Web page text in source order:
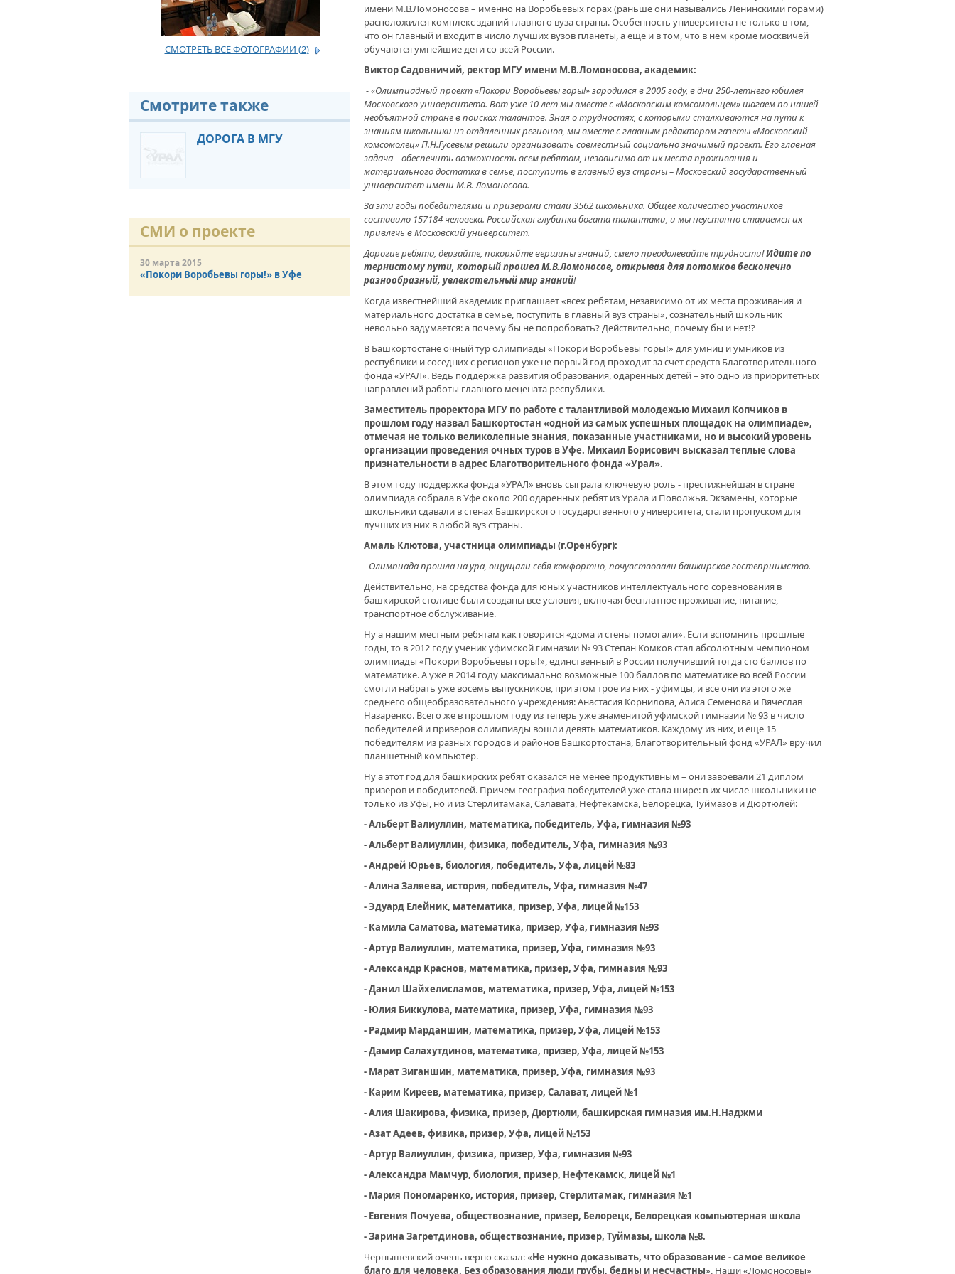
ДРУЖБА НЕ СЛАБЕЕТ. СОСТОЯЛАСЬ
ВСТРЕЧА ДВУХ РУКОВОДИТЕЛЕЙ
В ДОМЕ СВОЕМ. ОБ УНИКАЛЬНОЙ
ЖИЛИЩНОЙ ПРОГРАММЕ
ВНОВЬ О КАРИМЕ ХАКИМОВЕ. ИМЯ
СОВЕТСКОГО ДИПЛОМАТА ОБЪЕДИНЯЕТ
ДВА ГОСУДАРСТВА
ДО ГЛУБИНЫ ДУШИ. ФИЛЬМЫ БУЛАТА
ЮСУПОВА ПОКАЗАЛИ В КАЗАХСТАНЕ
ЛЮБОЙ КОГДА-ТО ПОСТАРЕЕТ.
ИНТЕРВЬЮ С ГЛАВРЕДОМ ГАЗЕТЫ
«ВЕТЕРАН БАШКОРТОСТАНА»
МЕМОРИАЛ СОБРАЛ СОСЛУЖИВЦЕВ. УФА
ОТМЕТИЛА 101-Ю ГОДОВЩИНУ
ОБРАЗОВАНИЯ ПОГРАНИЧНЫХ ВОЙСК
РОССИИ
ЧТОБЫ УРОК БЫЛ ИНТЕРЕСНЫМ. В
ШКОЛЕ С.ИСМАИЛОВО
ОБОРУДОВАЛИ КАБИНЕТ
УЧИТЕЛЯМ УЧИТЕЛЕЙ. ДЛЯ
ПЕДАГОГОВ ВАЖНО СОЗДАВАТЬ
УСЛОВИЯ ДЛЯ РАБОТЫ
В НАУКУ СО ШКОЛЬНОЙ СКАМЬИ.
ПЕДАГОГИЧЕСКИЙ ВУЗ ПОМОГАЕТ
СМОТРЕТЬ ВСЕ ФОТОГРАФИИ (2)
Смотрите также
ДОРОГА В МГУ
СМИ о проекте
30 марта 2015
«Покори Воробьевы горы!» в Уфе
имени М.В.Ломоносова – именно на Воробьевых горах (раньше они назывались Ленинскими горами)
расположился комплекс зданий главного вуза страны. Особенность университета не только в том,
что он главный и входит в число лучших вузов планеты, а еще и в том, что в нем кроме москвичей
обучаются умнейшие дети со всей России.
Виктор Садовничий, ректор МГУ имени М.В.Ломоносова, академик:
- «Олимпиадный проект «Покори Воробьевы горы!» зародился в 2005 году, в дни 250-летнего юбилея
Московского университета. Вот уже 10 лет мы вместе с «Московским комсомольцем» шагаем по нашей
необъятной стране в поисках талантов. Зная о трудностях, с которыми сталкиваются на пути к
знаниям школьники из отдаленных регионов, мы вместе с главным редактором газеты «Московский
комсомолец» П.Н.Гусевым решили организовать совместный социально значимый проект. Его главная
задача – обеспечить возможность всем ребятам, независимо от их места проживания и
материального достатка в семье, поступить в главный вуз страны – Московский государственный
университет имени М.В. Ломоносова.
За эти годы победителями и призерами стали 3562 школьника. Общее количество участников
составило 157184 человека. Российская глубинка богата талантами, и мы неустанно стараемся их
привлечь в Московский университет.
Дорогие ребята, дерзайте, покоряйте вершины знаний, смело преодолевайте трудности!Идите по
тернистому пути, который прошел М.В.Ломоносов, открывая для потомков бесконечно
разнообразный, увлекательный мир знаний!
Когда известнейший академик приглашает «всех ребятам, независимо от их места проживания и
материального достатка в семье, поступить в главный вуз страны», сознательный школьник
невольно задумается: а почему бы не попробовать? Действительно, почему бы и нет!?
В Башкортостане очный тур олимпиады «Покори Воробьевы горы!» для умниц и умников из
республики и соседних с регионов уже не первый год проходит за счет средств Благотворительного
фонда «УРАЛ». Ведь поддержка развития образования, одаренных детей – это одно из приоритетных
направлений работы главного мецената республики.
Заместитель проректора МГУ по работе с талантливой молодежью Михаил Копчиков в
прошлом году назвал Башкортостан «одной из самых успешных площадок на олимпиаде»,
отмечая не только великолепные знания, показанные участниками, но и высокий уровень
организации проведения очных туров в Уфе. Михаил Борисович высказал теплые слова
признательности в адрес Благотворительного фонда «Урал».
В этом году поддержка фонда «УРАЛ» вновь сыграла ключевую роль - престижнейшая в стране
олимпиада собрала в Уфе около 200 одаренных ребят из Урала и Поволжья. Экзамены, которые
школьники сдавали в стенах Башкирского государственного университета, стали пропуском для
лучших из них в любой вуз страны.
Амаль Клютова, участница олимпиады (г.Оренбург):
- Олимпиада прошла на ура, ощущали себя комфортно, почувствовали башкирское гостеприимство.
Действительно, на средства фонда для юных участников интеллектуального соревнования в
башкирской столице были созданы все условия, включая бесплатное проживание, питание,
транспортное обслуживание.
Ну а нашим местным ребятам как говорится «дома и стены помогали». Если вспомнить прошлые
годы, то в 2012 году ученик уфимской гимназии № 93 Степан Комков стал абсолютным чемпионом
олимпиады «Покори Воробьевы горы!», единственный в России получивший тогда сто баллов по
математике. А уже в 2014 году максимально возможные 100 баллов по математике во всей России
смогли набрать уже восемь выпускников, при этом трое из них - уфимцы, и все они из этого же
среднего общеобразовательного учреждения: Анастасия Корнилова, Алиса Семенова и Вячеслав
Назаренко. Всего же в прошлом году из теперь уже знаменитой уфимской гимназии № 93 в число
победителей и призеров олимпиады вошли девять математиков. Каждому из них, и еще 15
победителям из разных городов и районов Башкортостана, Благотворительный фонд «УРАЛ» вручил
планшетный компьютер.
Ну а этот год для башкирских ребят оказался не менее продуктивным – они завоевали 21 диплом
призеров и победителей. Причем география победителей уже стала шире: в их числе школьники не
только из Уфы, но и из Стерлитамака, Салавата, Нефтекамска, Белорецка, Туймазов и Дюртюлей:
- Альберт Валиуллин, математика, победитель, Уфа, гимназия №93
- Альберт Валиуллин, физика, победитель, Уфа, гимназия №93
- Андрей Юрьев, биология, победитель, Уфа, лицей №83
- Алина Заляева, история, победитель, Уфа, гимназия №47
- Эдуард Елейник, математика, призер, Уфа, лицей №153
- Камила Саматова, математика, призер, Уфа, гимназия №93
- Артур Валиуллин, математика, призер, Уфа, гимназия №93
- Александр Краснов, математика, призер, Уфа, гимназия №93
- Данил Шайхелисламов, математика, призер, Уфа, лицей №153
- Юлия Биккулова, математика, призер, Уфа, гимназия №93
- Радмир Марданшин, математика, призер, Уфа, лицей №153
- Дамир Салахутдинов, математика, призер, Уфа, лицей №153
- Марат Зиганшин, математика, призер, Уфа, гимназия №93
- Карим Киреев, математика, призер, Салават, лицей №1
- Алия Шакирова, физика, призер, Дюртюли, башкирская гимназия им.Н.Наджми
- Азат Адеев, физика, призер, Уфа, лицей №153
- Артур Валиуллин, физика, призер, Уфа, гимназия №93
- Александра Мамчур, биология, призер, Нефтекамск, лицей №1
- Мария Пономаренко, история, призер, Стерлитамак, гимназия №1
- Евгения Почуева, обществознание, призер, Белорецк, Белорецкая компьютерная школа
- Зарина Загретдинова, обществознание, призер, Туймазы, школа №8.
Чернышевский очень верно сказал: «Не нужно доказывать, что образование - самое великое
благо для человека. Без образования люди грубы, бедны и несчастны». Наши «Ломоносовы»